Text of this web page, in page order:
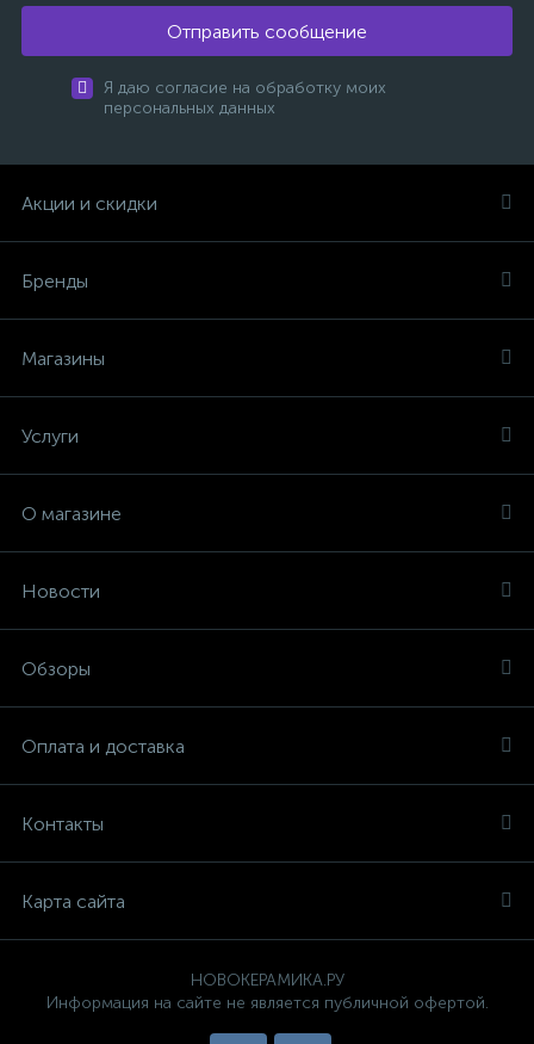
Отправить сообщение
Я даю согласие на обработку моих
персональных данных
Акции и скидки
Бренды
Магазины
Услуги
О магазине
Новости
Обзоры
Оплата и доставка
Контакты
Карта сайта
НОВОКЕРАМИКА.РУ
Информация на сайте не является публичной офертой.